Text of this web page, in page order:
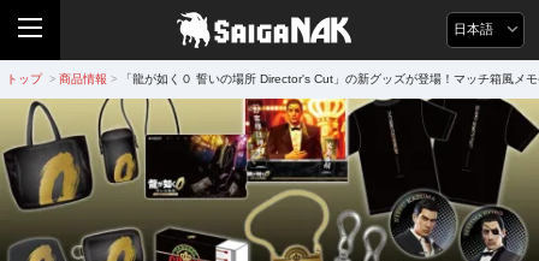
日本語
トップ > 商品情報 > 「龍が如く０ 誓いの場所 Director's Cut」の新グッズが登場！マッチ箱風メ